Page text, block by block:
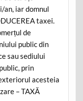
an, iar domnul
taxei.
de
public din
sau sediului
prin
acesteia
– TAXĂ